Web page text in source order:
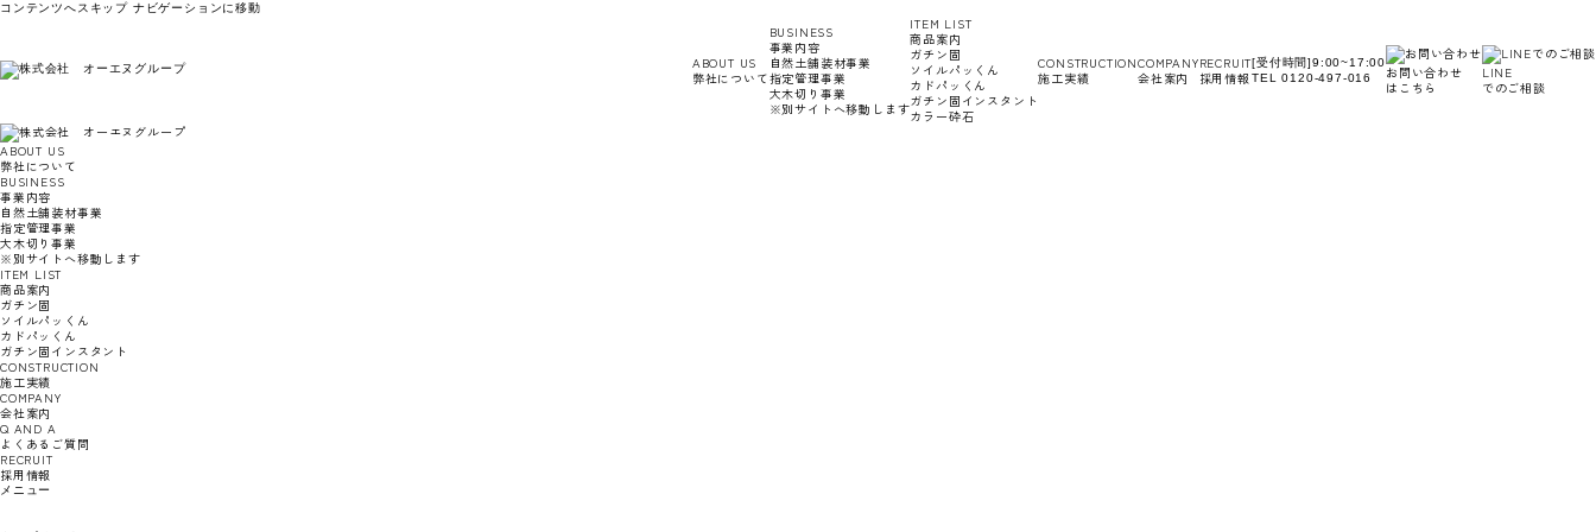
コンテンツへスキップ ナビゲーションに移動
ABOUT US
弊社について
BUSINESS
事業内容
自然土舗装材事業
指定管理事業
大木切り事業
※別サイトへ移動します
ITEM LIST
商品案内
ガチン固
ソイルパッくん
カドパッくん
ガチン固インスタント
カラー砕石
CONSTRUCTION
施工実績
COMPANY
会社案内
RECRUIT
採用情報
[受付時間]9:00~17:00
TEL 0120-497-016
お問い合わせ
はこちら
LINE
でのご相談
ABOUT US
弊社について
BUSINESS
事業内容
自然土舗装材事業
指定管理事業
大木切り事業
※別サイトへ移動します
ITEM LIST
商品案内
ガチン固
ソイルパッくん
カドパッくん
ガチン固インスタント
CONSTRUCTION
施工実績
COMPANY
会社案内
Q AND A
よくあるご質問
RECRUIT
採用情報
メニュー